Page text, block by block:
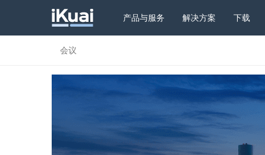
产品与服务 解决方案 下载
会议